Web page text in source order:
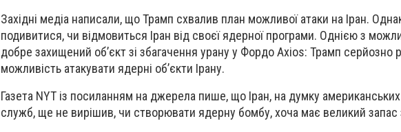
Західні медіа написали, що Трамп схвалив план можливої атаки на Іран.
подивитися, чи відмовиться Іран від своєї ядерної програми. Однією з
добре захищений обʼєкт зі збагачення урану у Фордо Axios: Трамп серйозно
можливість атакувати ядерні обʼєкти Ірану.
Газета NYT із посиланням на джерела пише, що Іран, на думку
служб, ще не вирішив, чи створювати ядерну бомбу, хоча має великий запас